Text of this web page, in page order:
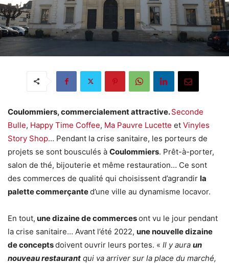
Coulommiers, commercialement attractive.Seconde
Bulle, Happy Time Coffee, Ma Pauvre Lucette et Vinyles
Story Shop… Pendant la crise sanitaire, les porteurs de
projets se sont bousculés à Coulommiers. Prêt-à-porter,
salon de thé, bijouterie et même restauration… Ce sont
des commerces de qualité qui choisissent d’agrandir la
palette commerçanted’une ville au dynamisme locavor.
En tout, une dizaine de commercesont vu le jour pendant
la crise sanitaire… Avant l’été 2022, une nouvelle dizaine
de conceptsdoivent ouvrir leurs portes. « Il y aura un
nouveau restaurant qui va arriver sur la place du marché,